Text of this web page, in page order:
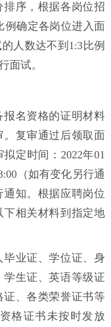
序，根据各岗位招
例确定各岗位进入面
人数达不到1:3比例
面试。
名资格的证明材料
。复审通过后领取面
定时间：2022年01
（如有变化另行通
知。根据应聘岗位
相关材料到指定地
业证、学位证、身
生证、英语等级证
、各类荣誉证书等
格证书未按时发放